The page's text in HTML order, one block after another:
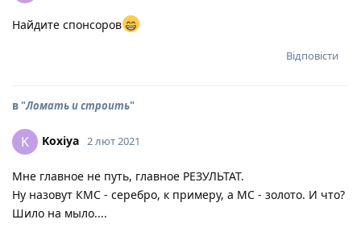
Найдите спонсоров
Відповісти
в "Ломать и строить"
K Koxiya 2 лют 2021
Мне главное не путь, главное РЕЗУЛЬТАТ.
Ну назовут КМС - серебро, к примеру, а МС - золото. И что?
Шило на мыло....